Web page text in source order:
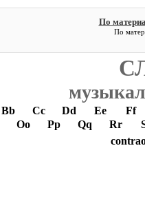
По
По
Bb Cc Dd Ee
Ff
Oo Pp Qq Rr